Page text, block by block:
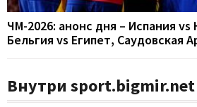
ЧМ-2026: анонс дня – Испания
Бельгия vs Египет, Саудовская
Внутри sport.bigmir.net